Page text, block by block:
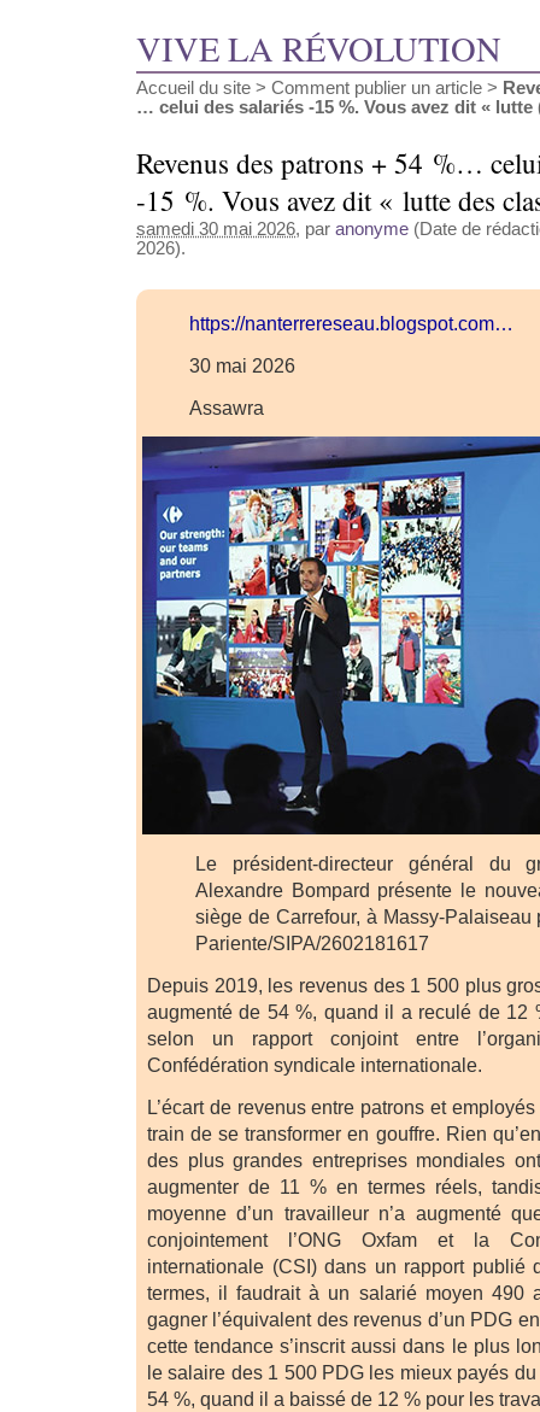
VIVE LA RÉVOLUTION
Accueil du site > Comment publier un article >
… celui des salariés -15 %. Vous avez dit « lutte
Revenus des patrons + 54 %…
-15 %. Vous avez dit « lutte des
samedi 30 mai 2026, par anonyme (Date de
2026).
https://nanterrereseau.blogspot.com…
30 mai 2026
Assawra
Le président-directeur général du
Alexandre Bompard présente le
siège de Carrefour, à Massy-Palaiseau
Pariente/SIPA/2602181617
Depuis 2019, les revenus des 1 500 plus
augmenté de 54 %, quand il a reculé de 12
selon un rapport conjoint entre
Confédération syndicale internationale.
L’écart de revenus entre patrons et
train de se transformer en gouffre. Rien
des plus grandes entreprises mondiales
augmenter de 11 % en termes réels,
moyenne d’un travailleur n’a augmenté
conjointement l’ONG Oxfam et la
internationale (CSI) dans un rapport publié
termes, il faudrait à un salarié moyen 490
gagner l’équivalent des revenus d’un PDG
cette tendance s’inscrit aussi dans le plus
le salaire des 1 500 PDG les mieux payés
54 %, quand il a baissé de 12 % pour les